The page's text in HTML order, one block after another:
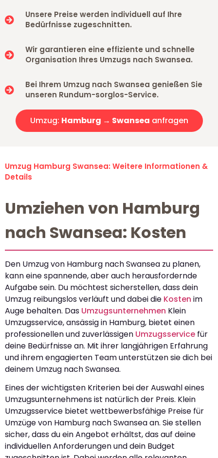
Unsere Preise werden individuell auf Ihre
Bedürfnisse zugeschnitten.
Wir garantieren eine effiziente und schnelle
Organisation Ihres Umzugs nach Swansea.
Bei Ihrem Umzug nach Swansea genießen Sie
unseren Rundum-sorglos-Service.
Umzug: Hamburg → Swansea anfragen
Umzug Hamburg Swansea: Weitere Informationen &
Details
Umziehen von Hamburg
nach Swansea: Kosten
Den Umzug von Hamburg nach Swansea zu planen,
kann eine spannende, aber auch herausfordernde
Aufgabe sein. Du möchtest sicherstellen, dass dein
Umzug reibungslos verläuft und dabei die Kosten im
Auge behalten. Das Umzugsunternehmen Klein
Umzugsservice, ansässig in Hamburg, bietet einen
professionellen und zuverlässigen Umzugsservice für
deine Bedürfnisse an. Mit ihrer langjährigen Erfahrung
und ihrem engagierten Team unterstützen sie dich bei
deinem Umzug nach Swansea.
Eines der wichtigsten Kriterien bei der Auswahl eines
Umzugsunternehmens ist natürlich der Preis. Klein
Umzugsservice bietet wettbewerbsfähige Preise für
Umzüge von Hamburg nach Swansea an. Sie stellen
sicher, dass du ein Angebot erhältst, das auf deine
individuellen Anforderungen und dein Budget